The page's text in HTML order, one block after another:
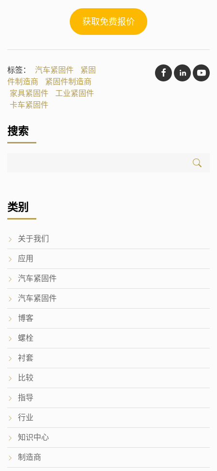
获取免费报价
标签： 汽车紧固件
紧固
件制造商
紧固件制造商
家具紧固件
工业紧固件
卡车紧固件
搜索
类别
关于我们
应用
汽车紧固件
汽车紧固件
博客
螺栓
衬套
比较
指导
行业
知识中心
制造商